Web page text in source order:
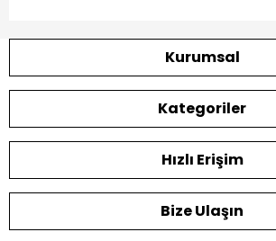
Kurumsal
Kategoriler
Hızlı Erişim
Bize Ulaşın